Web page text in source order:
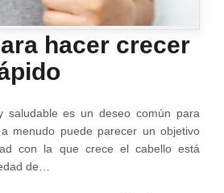
hacer crecer
saludable es un deseo común para
menudo puede parecer un objetivo
con la que crece el cabello está
de…